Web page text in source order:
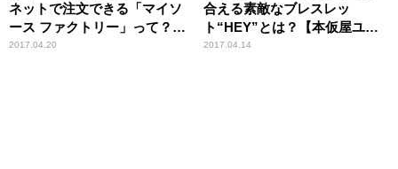
ネットで注文できる「マイソ
ース ファクトリー」って？
【本仮屋ユイカ 笑顔のココロ
2017.04.20
合える素敵なブレスレッ
ト“HEY”とは？【本仮屋ユイ
カ 笑顔のココロエ】
2017.04.14